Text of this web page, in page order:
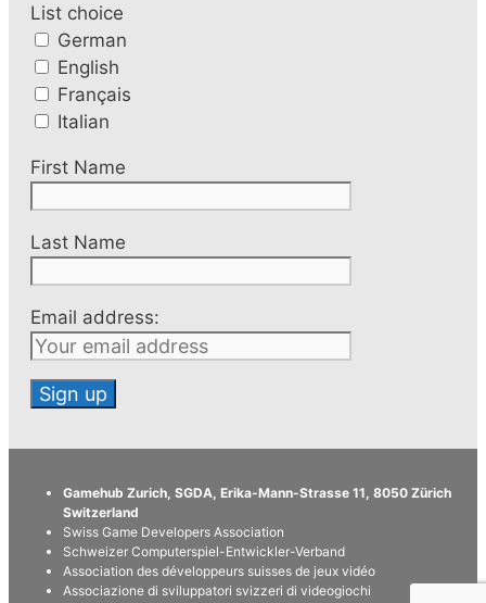
List choice
German
English
Français
Italian
First Name
Last Name
Email address:
Gamehub Zurich, SGDA, Erika-Mann-Strasse 11, 8050 Zürich
Switzerland
Swiss Game Developers Association
Schweizer Computerspiel-Entwickler-Verband
Association des développeurs suisses de jeux vidéo
Associazione di sviluppatori svizzeri di videogiochi